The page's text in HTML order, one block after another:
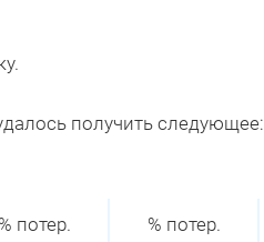
получить следующее:
% потер.
% потер.